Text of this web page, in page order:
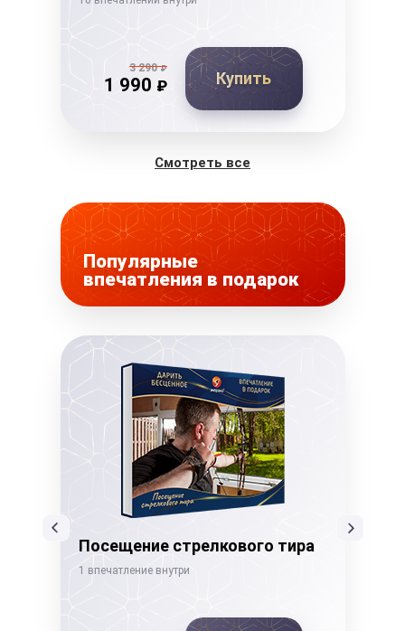
3 290₽
1 990 ₽ Купить
Смотреть все
Популярные
впечатления в подарок
Посещение стрелкового тира
1 впечатление внутри